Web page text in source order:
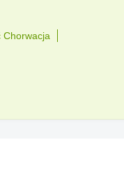
Chorwacja